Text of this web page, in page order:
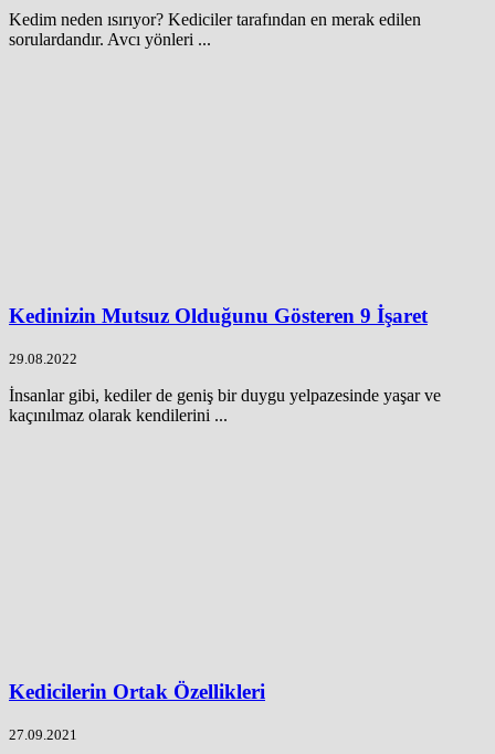
Kedim neden ısırıyor? Kediciler tarafından en merak edilen
sorulardandır. Avcı yönleri ...
Kedinizin Mutsuz Olduğunu Gösteren 9 İşaret
29.08.2022
İnsanlar gibi, kediler de geniş bir duygu yelpazesinde yaşar ve
kaçınılmaz olarak kendilerini ...
Kedicilerin Ortak Özellikleri
27.09.2021